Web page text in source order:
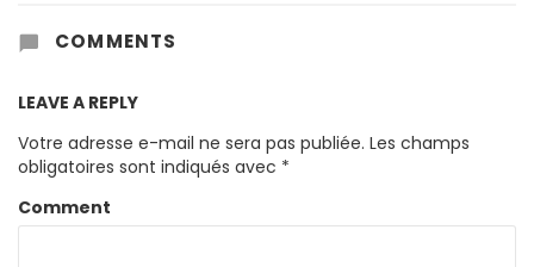
COMMENTS
LEAVE A REPLY
Votre adresse e-mail ne sera pas publiée. Les champs
obligatoires sont indiqués avec *
Comment